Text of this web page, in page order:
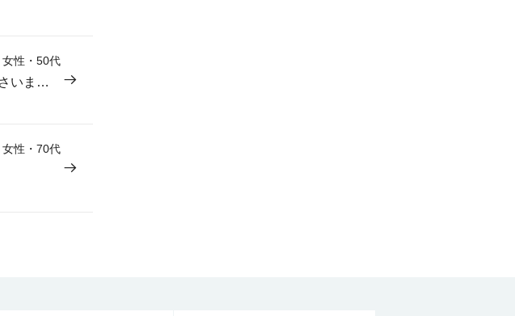
女性・50代
来てくださった方が感じよく説明もわかりやすく手際よく作業してくださいました。
女性・70代